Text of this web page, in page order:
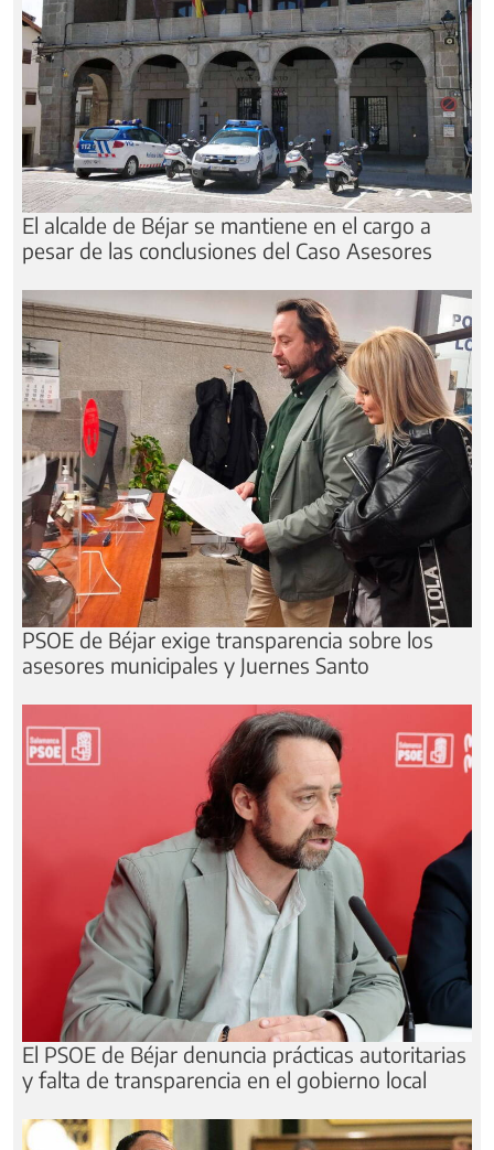
El alcalde de Béjar se mantiene en el cargo a
pesar de las conclusiones del Caso Asesores
PSOE de Béjar exige transparencia sobre los
asesores municipales y Juernes Santo
El PSOE de Béjar denuncia prácticas autoritarias
y falta de transparencia en el gobierno local